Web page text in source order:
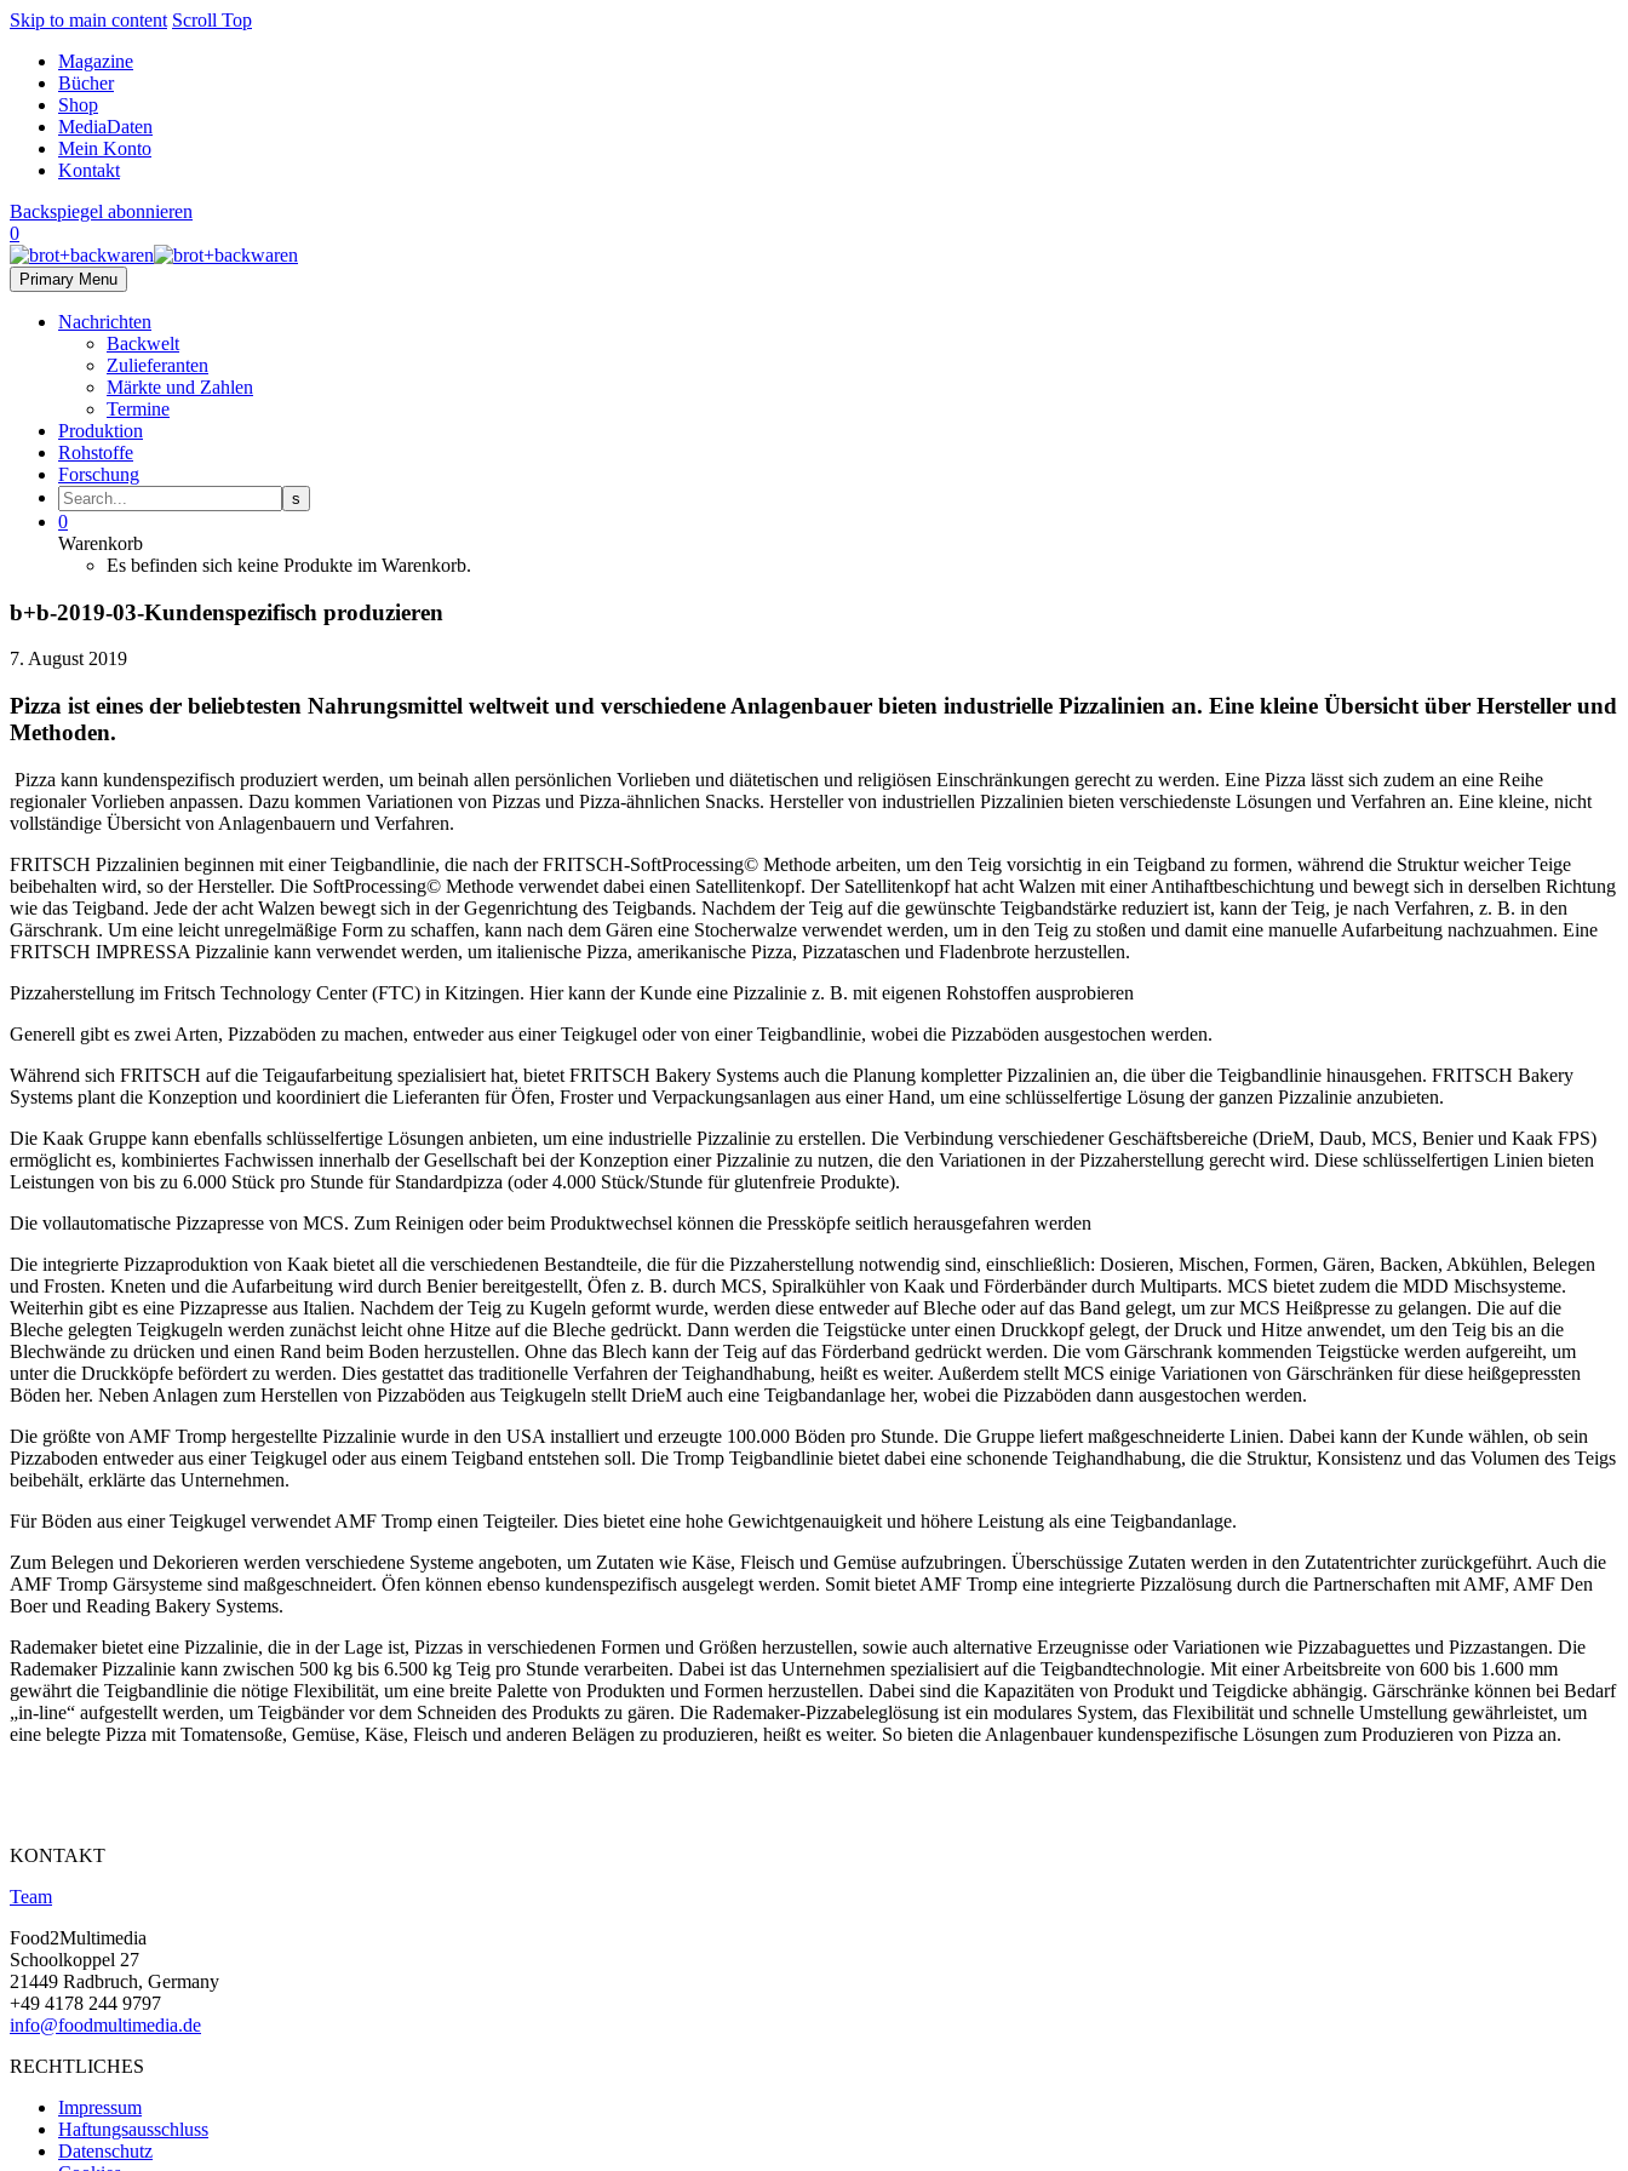
Skip to main content Scroll Top
Magazine
Bücher
Shop
MediaDaten
Mein Konto
Kontakt
Backspiegel abonnieren
0
Primary Menu
Nachrichten
Backwelt
Zulieferanten
Märkte und Zahlen
Termine
Produktion
Rohstoffe
Forschung
0
Warenkorb
Es befinden sich keine Produkte im Warenkorb.
b+b-2019-03-Kundenspezifisch produzieren
7. August 2019
Pizza ist eines der beliebtesten Nahrungsmittel weltweit und verschiedene Anlagenbauer bieten industrielle Pizzalinien an. Eine kleine Übersicht über Hersteller und
Methoden.
Pizza kann kundenspezifisch produziert werden, um beinah allen persönlichen Vorlieben und diätetischen und religiösen Einschränkungen gerecht zu werden. Eine Pizza lässt sich zudem an eine Reihe
regionaler Vorlieben anpassen. Dazu kommen Variationen von Pizzas und Pizza-ähnlichen Snacks. Hersteller von industriellen Pizzalinien bieten verschiedenste Lösungen und Verfahren an. Eine kleine, nicht
vollständige Übersicht von Anlagenbauern und Verfahren.
FRITSCH Pizzalinien beginnen mit einer Teigbandlinie, die nach der FRITSCH-SoftProcessing© Methode arbeiten, um den Teig vorsichtig in ein Teigband zu formen, während die Struktur weicher Teige
beibehalten wird, so der Hersteller. Die SoftProcessing© Methode verwendet dabei einen Satellitenkopf. Der Satellitenkopf hat acht Walzen mit einer Antihaftbeschichtung und bewegt sich in derselben Richtung
wie das Teigband. Jede der acht Walzen bewegt sich in der Gegenrichtung des Teigbands. Nachdem der Teig auf die gewünschte Teigbandstärke reduziert ist, kann der Teig, je nach Verfahren, z. B. in den
Gärschrank. Um eine leicht unregelmäßige Form zu schaffen, kann nach dem Gären eine Stocherwalze verwendet werden, um in den Teig zu stoßen und damit eine manuelle Aufarbeitung nachzuahmen. Eine
FRITSCH IMPRESSA Pizzalinie kann verwendet werden, um italienische Pizza, amerikanische Pizza, Pizzataschen und Fladenbrote herzustellen.
Pizzaherstellung im Fritsch Technology Center (FTC) in Kitzingen. Hier kann der Kunde eine Pizzalinie z. B. mit eigenen Rohstoffen ausprobieren
Generell gibt es zwei Arten, Pizzaböden zu machen, entweder aus einer Teigkugel oder von einer Teigbandlinie, wobei die Pizzaböden ausgestochen werden.
Während sich FRITSCH auf die Teigaufarbeitung spezialisiert hat, bietet FRITSCH Bakery Systems auch die Planung kompletter Pizzalinien an, die über die Teigbandlinie hinausgehen. FRITSCH Bakery
Systems plant die Konzeption und koordiniert die Lieferanten für Öfen, Froster und Verpackungsanlagen aus einer Hand, um eine schlüsselfertige Lösung der ganzen Pizzalinie anzubieten.
Die Kaak Gruppe kann ebenfalls schlüsselfertige Lösungen anbieten, um eine industrielle Pizzalinie zu erstellen. Die Verbindung verschiedener Geschäftsbereiche (DrieM, Daub, MCS, Benier und Kaak FPS)
ermöglicht es, kombiniertes Fachwissen innerhalb der Gesellschaft bei der Konzeption einer Pizzalinie zu nutzen, die den Variationen in der Pizzaherstellung gerecht wird. Diese schlüsselfertigen Linien bieten
Leistungen von bis zu 6.000 Stück pro Stunde für Standardpizza (oder 4.000 Stück/Stunde für glutenfreie Produkte).
Die vollautomatische Pizzapresse von MCS. Zum Reinigen oder beim Produktwechsel können die Pressköpfe seitlich herausgefahren werden
Die integrierte Pizzaproduktion von Kaak bietet all die verschiedenen Bestandteile, die für die Pizzaherstellung notwendig sind, einschließlich: Dosieren, Mischen, Formen, Gären, Backen, Abkühlen, Belegen
und Frosten. Kneten und die Aufarbeitung wird durch Benier bereitgestellt, Öfen z. B. durch MCS, Spiralkühler von Kaak und Förderbänder durch Multiparts. MCS bietet zudem die MDD Mischsysteme.
Weiterhin gibt es eine Pizzapresse aus Italien. Nachdem der Teig zu Kugeln geformt wurde, werden diese entweder auf Bleche oder auf das Band gelegt, um zur MCS Heißpresse zu gelangen. Die auf die
Bleche gelegten Teigkugeln werden zunächst leicht ohne Hitze auf die Bleche gedrückt. Dann werden die Teigstücke unter einen Druckkopf gelegt, der Druck und Hitze anwendet, um den Teig bis an die
Blechwände zu drücken und einen Rand beim Boden herzustellen. Ohne das Blech kann der Teig auf das Förderband gedrückt werden. Die vom Gärschrank kommenden Teigstücke werden aufgereiht, um
unter die Druckköpfe befördert zu werden. Dies gestattet das traditionelle Verfahren der Teighandhabung, heißt es weiter. Außerdem stellt MCS einige Variationen von Gärschränken für diese heißgepressten
Böden her. Neben Anlagen zum Herstellen von Pizzaböden aus Teigkugeln stellt DrieM auch eine Teigbandanlage her, wobei die Pizzaböden dann ausgestochen werden.
Die größte von AMF Tromp hergestellte Pizzalinie wurde in den USA installiert und erzeugte 100.000 Böden pro Stunde. Die Gruppe liefert maßgeschneiderte Linien. Dabei kann der Kunde wählen, ob sein
Pizzaboden entweder aus einer Teigkugel oder aus einem Teigband entstehen soll. Die Tromp Teigbandlinie bietet dabei eine schonende Teighandhabung, die die Struktur, Konsistenz und das Volumen des Teigs
beibehält, erklärte das Unternehmen.
Für Böden aus einer Teigkugel verwendet AMF Tromp einen Teigteiler. Dies bietet eine hohe Gewichtgenauigkeit und höhere Leistung als eine Teigbandanlage.
Zum Belegen und Dekorieren werden verschiedene Systeme angeboten, um Zutaten wie Käse, Fleisch und Gemüse aufzubringen. Überschüssige Zutaten werden in den Zutatentrichter zurückgeführt. Auch die
AMF Tromp Gärsysteme sind maßgeschneidert. Öfen können ebenso kundenspezifisch ausgelegt werden. Somit bietet AMF Tromp eine integrierte Pizzalösung durch die Partnerschaften mit AMF, AMF Den
Boer und Reading Bakery Systems.
Rademaker bietet eine Pizzalinie, die in der Lage ist, Pizzas in verschiedenen Formen und Größen herzustellen, sowie auch alternative Erzeugnisse oder Variationen wie Pizzabaguettes und Pizzastangen. Die
Rademaker Pizzalinie kann zwischen 500 kg bis 6.500 kg Teig pro Stunde verarbeiten. Dabei ist das Unternehmen spezialisiert auf die Teigbandtechnologie. Mit einer Arbeitsbreite von 600 bis 1.600 mm
gewährt die Teigbandlinie die nötige Flexibilität, um eine breite Palette von Produkten und Formen herzustellen. Dabei sind die Kapazitäten von Produkt und Teigdicke abhängig. Gärschränke können bei Bedarf
„in-line“ aufgestellt werden, um Teigbänder vor dem Schneiden des Produkts zu gären. Die Rademaker-Pizzabeleglösung ist ein modulares System, das Flexibilität und schnelle Umstellung gewährleistet, um
eine belegte Pizza mit Tomatensoße, Gemüse, Käse, Fleisch und anderen Belägen zu produzieren, heißt es weiter. So bieten die Anlagenbauer kundenspezifische Lösungen zum Produzieren von Pizza an.
KONTAKT
Team
Food2Multimedia
Schoolkoppel 27
21449 Radbruch, Germany
+49 4178 244 9797
info@foodmultimedia.de
RECHTLICHES
Impressum
Haftungsausschluss
Datenschutz